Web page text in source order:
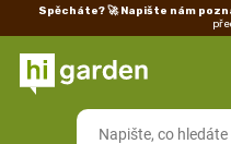
Spěcháte? 🚀 Napište nám